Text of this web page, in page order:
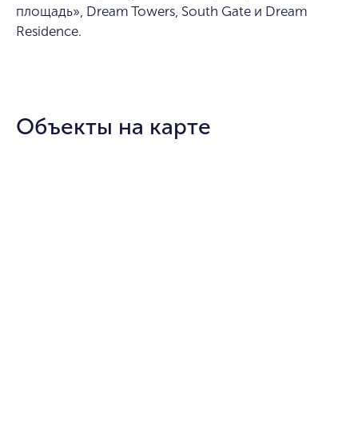
площадь», Dream Towers, South Gate и Dream
Residence.
Объекты на карте